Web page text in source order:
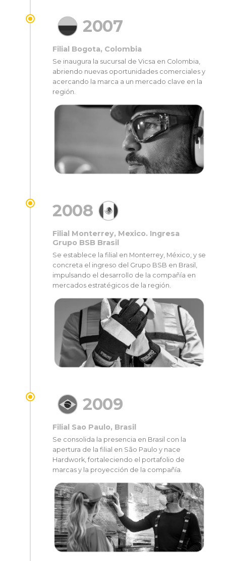
2007
Filial Bogota, Colombia
Se inaugura la sucursal de Vicsa en Colombia,
abriendo nuevas oportunidades comerciales y
acercando la marca a un mercado clave en la
región.
2008
Filial Monterrey, Mexico. Ingresa
Grupo BSB Brasil
Se establece la filial en Monterrey, México, y se
concreta el ingreso del Grupo BSB en Brasil,
impulsando el desarrollo de la compañía en
mercados estratégicos de la región.
2009
Filial Sao Paulo, Brasil
Se consolida la presencia en Brasil con la
apertura de la filial en São Paulo y nace
Hardwork, fortaleciendo el portafolio de
marcas y la proyección de la compañía.